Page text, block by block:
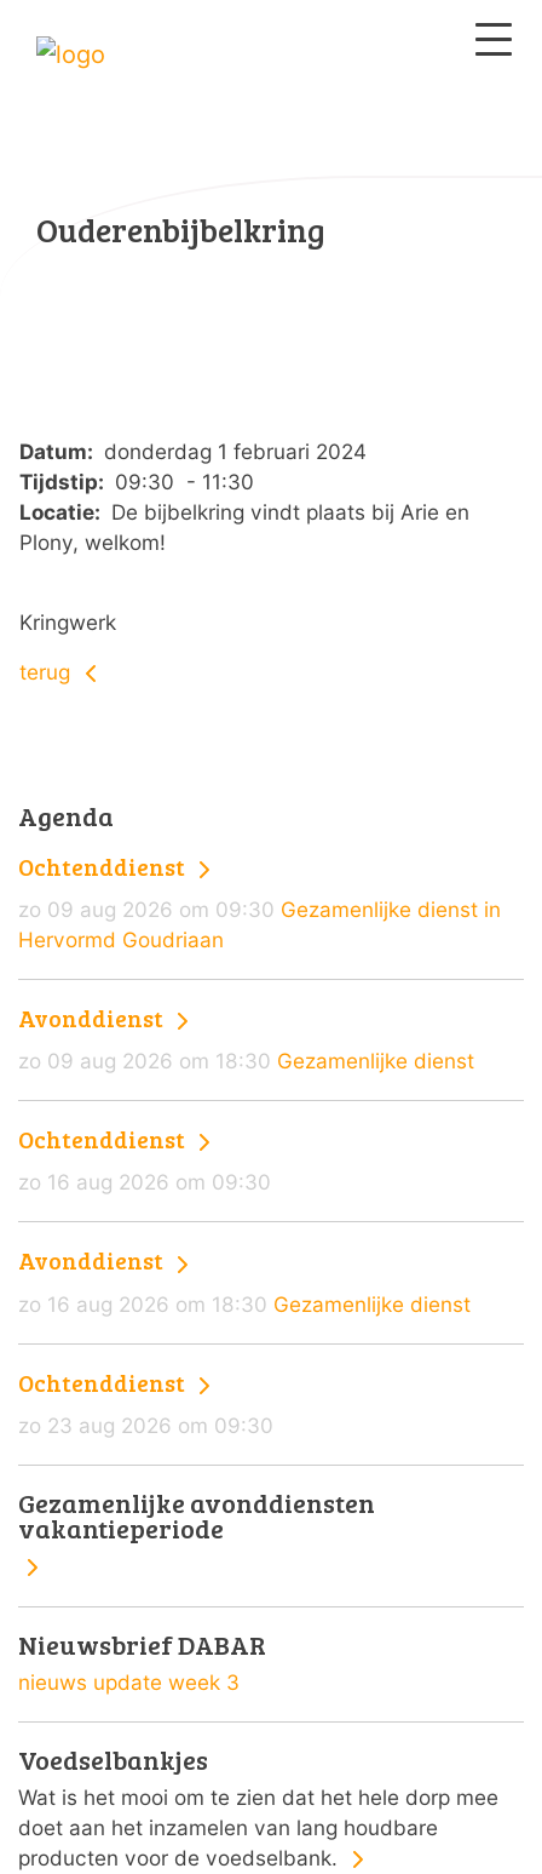
Ouderenbijbelkring
Datum: donderdag 1 februari 2024
Tijdstip: 09:30 - 11:30
Locatie: De bijbelkring vindt plaats bij Arie en
Plony, welkom!
Kringwerk
terug
Agenda
Ochtenddienst
zo 09 aug 2026 om 09:30 Gezamenlijke dienst in
Hervormd Goudriaan
Avonddienst
zo 09 aug 2026 om 18:30 Gezamenlijke dienst
Ochtenddienst
zo 16 aug 2026 om 09:30
Avonddienst
zo 16 aug 2026 om 18:30 Gezamenlijke dienst
Ochtenddienst
zo 23 aug 2026 om 09:30
Gezamenlijke avonddiensten
vakantieperiode
Nieuwsbrief DABAR
nieuws update week 3
Voedselbankjes
Wat is het mooi om te zien dat het hele dorp mee
doet aan het inzamelen van lang houdbare
producten voor de voedselbank.